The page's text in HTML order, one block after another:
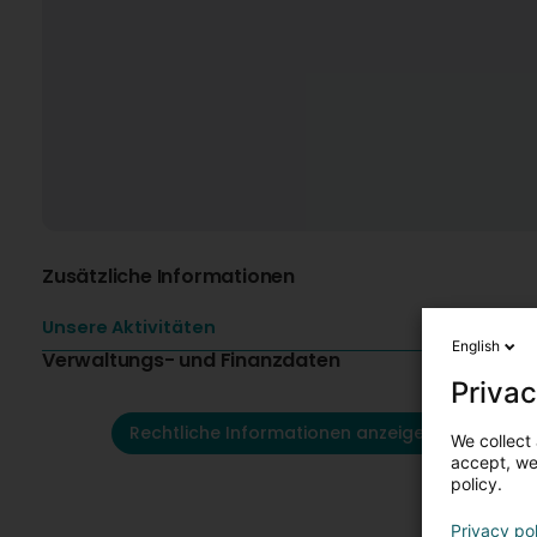
Zusätzliche Informationen
Unsere Aktivitäten
Verwaltungs- und Finanzdaten
Rechtliche Informationen anzeigen
English
We
accept,
policy.
Privacy